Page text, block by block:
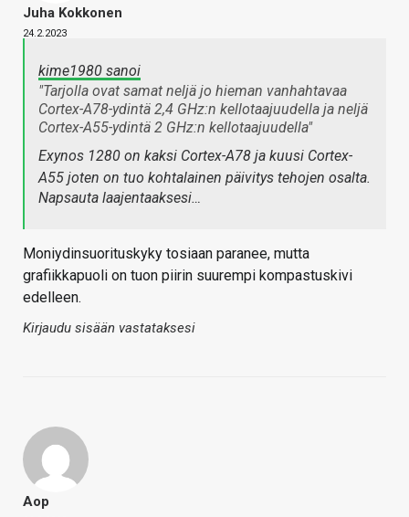
Juha Kokkonen
24.2.2023
kime1980 sanoi
"Tarjolla ovat samat neljä jo hieman vanhahtavaa
Cortex-A78-ydintä 2,4 GHz:n kellotaajuudella ja neljä
Cortex-A55-ydintä 2 GHz:n kellotaajuudella"
Exynos 1280 on kaksi Cortex-A78 ja kuusi Cortex-
A55 joten on tuo kohtalainen päivitys tehojen osalta.
Napsauta laajentaaksesi…
Moniydinsuorituskyky tosiaan paranee, mutta
grafiikkapuoli on tuon piirin suurempi kompastuskivi
edelleen.
Kirjaudu sisään vastataksesi
Aop